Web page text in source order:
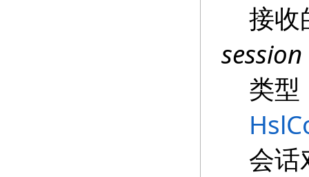
接收
session
类型
会话